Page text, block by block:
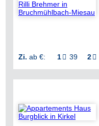
Zi. ab €: 1  39 2 